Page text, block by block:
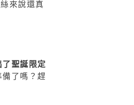
來說還真
聖誕限定
備了嗎？趕